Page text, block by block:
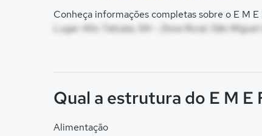
Conheça informações completas sobre o E M
Lugar Alto Tatuaia, SN - Zona Rural, São Miguel
Qual a estrutura do E M E
Alimentação